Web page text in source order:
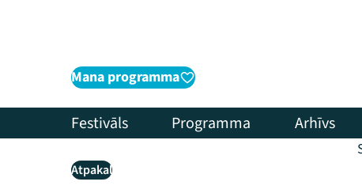
Mana programma
Festivāls Programma Arhīvs
Atpakaļ